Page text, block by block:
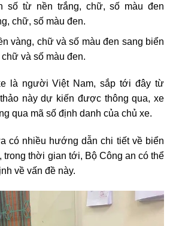
số từ nền trắng, chữ, số màu đen
chữ, số màu đen.
vàng, chữ và số màu đen sang biển
và số màu đen.
là người Việt Nam, sắp tới đây từ
này dự kiến được thông qua, xe
qua mã số định danh của chủ xe.
có nhiều hướng dẫn chi tiết về biển
trong thời gian tới, Bộ Công an có thể
về vấn đề này.